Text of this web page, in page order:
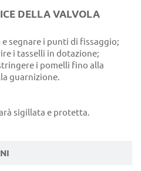
DELLA VALVOLA
segnare i punti di fissaggio;
i tasselli in dotazione;
i pomelli fino alla
guarnizione.
sigillata e protetta.